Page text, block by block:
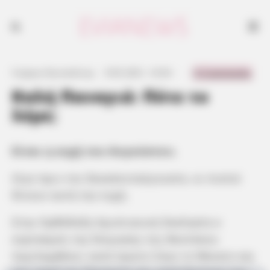
Καλή Παναγιά: Πότε το
λέμε;
Είναι η ευχή του Αυγούστου.